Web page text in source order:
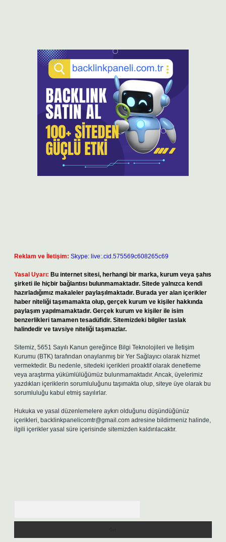
Reklam ve İletişim: Skype: live:.cid.575569c608265c69
Yasal Uyarı: Bu internet sitesi, herhangi bir marka, kurum veya şahıs
şirketi ile hiçbir bağlantısı bulunmamaktadır. Sitede yalnızca kendi
hazırladığımız makaleler paylaşılmaktadır. Burada yer alan içerikler
haber niteliği taşımamakta olup, gerçek kurum ve kişiler hakkında
paylaşım yapılmamaktadır. Gerçek kurum ve kişiler ile isim
benzerlikleri tamamen tesadüfidir. Sitemizdeki bilgiler taslak
halindedir ve tavsiye niteliği taşımazlar.
Sitemiz, 5651 Sayılı Kanun gereğince Bilgi Teknolojileri ve İletişim
Kurumu (BTK) tarafından onaylanmış bir Yer Sağlayıcı olarak hizmet
vermektedir. Bu nedenle, sitedeki içerikleri proaktif olarak denetleme
veya araştırma yükümlülüğümüz bulunmamaktadır. Ancak, üyelerimiz
yazdıkları içeriklerin sorumluluğunu taşımakta olup, siteye üye olarak bu
sorumluluğu kabul etmiş sayılırlar.
Hukuka ve yasal düzenlemelere aykırı olduğunu düşündüğünüz
içerikleri, backlinkpanelicomtr@gmail.com adresine bildirmeniz halinde,
ilgili içerikler yasal süre içerisinde sitemizden kaldırılacaktır.